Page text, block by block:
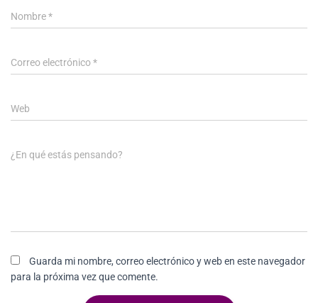
Nombre*
Correo electrónico*
Web
¿En qué estás pensando?
Guarda mi nombre, correo electrónico y web en este navegador
para la próxima vez que comente.